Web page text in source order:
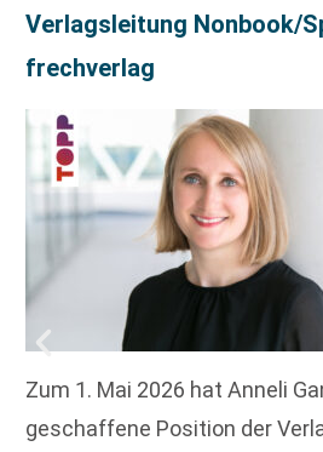
Verlagsleitung Nonbook/
frechverlag
Zum 1. Mai 2026 hat Anneli
geschaffene Position der